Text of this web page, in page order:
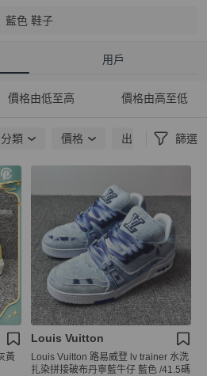
藍色 鞋子
用戶
價格由低至高 價格由高至低
分類 價格 出貨地點 篩選
黃
Louis Vuitton
Louis Vuitton 路易威登 lv trainer 水洗
扎染拼接破布丹寧藍牛仔 藍色 /41.5碼